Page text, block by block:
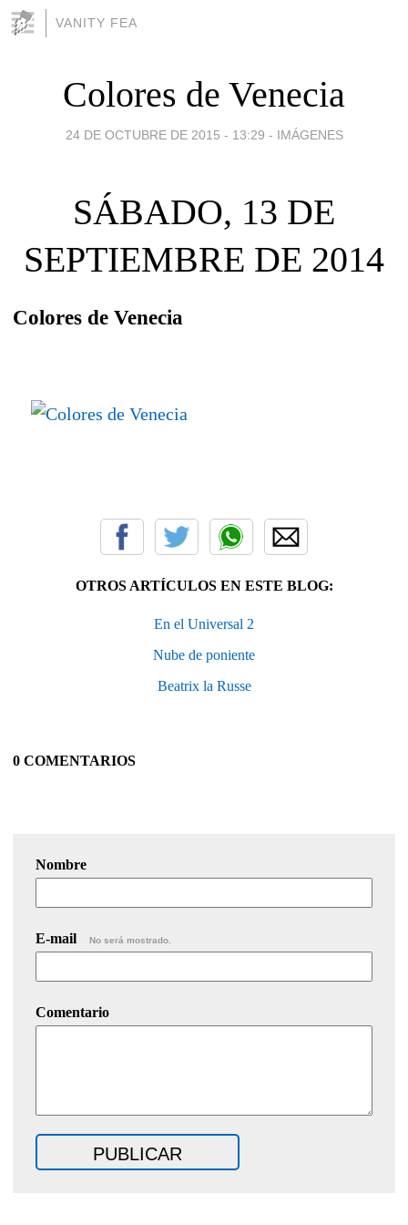
VANITY FEA
Colores de Venecia
24 DE OCTUBRE DE 2015 - 13:29 - IMÁGENES
SÁBADO, 13 DE
SEPTIEMBRE DE 2014
Colores de Venecia
OTROS ARTÍCULOS EN ESTE BLOG:
En el Universal 2
Nube de poniente
Beatrix la Russe
0 COMENTARIOS
Nombre
E-mail No será mostrado.
Comentario